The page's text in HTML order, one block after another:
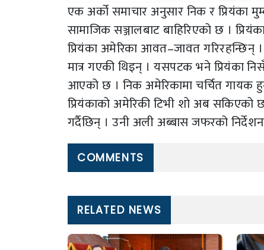
एक अर्को समाचार अनुसार निक र प्रियंका
सामाजिक सञ्जालबाट बाहिरिएको छ ।
प्रियंका अमेरिका आवत–जावत गरिरहन्छिन्
मात्र गएकी थिइन् । यसपटक भने प्रियंका
आएको छ । निक अमेरिकामा चर्चित गायक
प्रियंकाको अमेरिकी टिभी शो अब सकिएको
गर्दैछिन् । उनी अली अब्बास जफरको
COMMENTS
RELATED NEWS